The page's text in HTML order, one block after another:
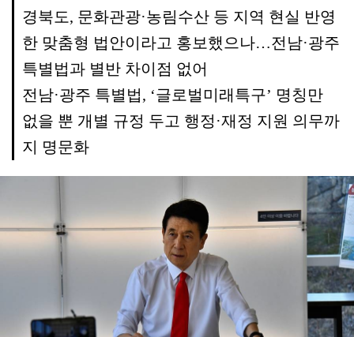
경북도, 문화관광·농림수산 등 지역 현실 반영
한 맞춤형 법안이라고 홍보했으나…전남·광주
특별법과 별반 차이점 없어
전남·광주 특별법, ‘글로벌미래특구’ 명칭만
없을 뿐 개별 규정 두고 행정·재정 지원 의무까
지 명문화